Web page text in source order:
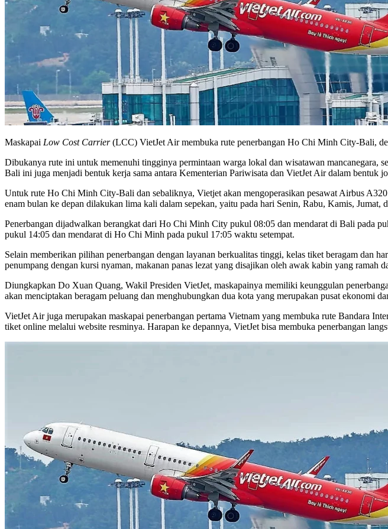
Maskapai Low Cost Carrier(LCC) VietJet Air membuka rute penerbangan Ho Chi Minh City-Bali,
Dibukanya rute ini untuk memenuhi tingginya permintaan warga lokal dan wisatawan
Bali ini juga menjadi bentuk kerja sama antara Kementerian Pariwisata dan VietJet Air dalam
Untuk rute Ho Chi Minh City-Bali dan sebaliknya, Vietjet akan mengoperasikan pesawat Airbus
enam bulan ke depan dilakukan lima kali dalam sepekan, yaitu pada hari Senin, Rabu, Kamis, Jumat,
Penerbangan dijadwalkan berangkat dari Ho Chi Minh City pukul 08:05 dan mendarat di Bali pada
pukul 14:05 dan mendarat di Ho Chi Minh pada pukul 17:05 waktu setempat.
Selain memberikan pilihan penerbangan dengan layanan berkualitas tinggi, kelas tiket beragam dan
penumpang dengan kursi nyaman, makanan panas lezat yang disajikan oleh awak kabin yang ramah
Diungkapkan Do Xuan Quang, Wakil Presiden VietJet, maskapainya memiliki keunggulan
akan menciptakan beragam peluang dan menghubungkan dua kota yang merupakan pusat ekonomi
VietJet Air juga merupakan maskapai penerbangan pertama Vietnam yang membuka rute Bandara
tiket online melalui website resminya. Harapan ke depannya, VietJet bisa membuka penerbangan